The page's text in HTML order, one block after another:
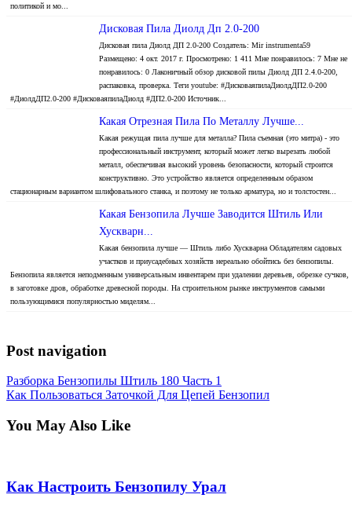
политикой и мо...
Дисковая Пила Диолд Дп 2.0-200
Дисковая пила Диолд ДП 2.0-200 Создатель: Mir instrumenta59
Размещено: 4 окт. 2017 г. Просмотрено: 1 411 Мне понравилось: 7 Мне не
понравилось: 0 Лаконичный обзор дисковой пилы Диолд ДП 2.4.0-200,
распаковка, проверка. Теги youtube: #ДисковаяпилаДиолдДП2.0-200
#ДиолдДП2.0-200 #ДисковаяпилаДиолд #ДП2.0-200 Источник...
Какая Отрезная Пила По Металлу Лучше...
Какая режущая пила лучше для металла? Пила съемная (это митра) - это
профессиональный инструмент, который может легко вырезать любой
металл, обеспечивая высокий уровень безопасности, который строится
конструктивно. Это устройство является определенным образом
стационарным вариантом шлифовального станка, и поэтому не только арматура, но и толстостен...
Какая Бензопила Лучше Заводится Штиль Или
Хускварн...
Какая бензопила лучше — Штиль либо Хускварна Обладателям садовых
участков и приусадебных хозяйств нереально обойтись без бензопилы.
Бензопила является неподменным универсальным инвентарем при удалении деревьев, обрезке сучков,
в заготовке дров, обработке древесной породы. На строительном рынке инструментов самыми
пользующимися популярностью миделям...
Post navigation
Разборка Бензопилы Штиль 180 Часть 1
Как Пользоваться Заточкой Для Цепей Бензопил
You May Also Like
Как Настроить Бензопилу Урал